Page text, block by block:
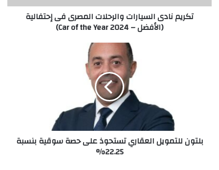
–
تكريم نادى السيارات والرحلات المصرى فى إحتفالية
(الأفضل – Car of the Year 2024)
بلتون للتمويل العقاري تستحوذ على حصة سوقية بنسبة
22.25%